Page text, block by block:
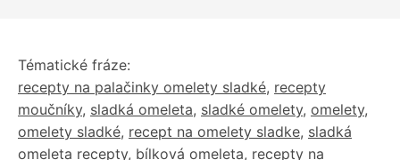
Tématické fráze:
recepty na palačinky omelety sladké, recepty
moučníky, sladká omeleta, sladké omelety, omelety,
omelety sladké, recept na omelety sladke, sladká
omeleta recepty, bílková omeleta, recepty na